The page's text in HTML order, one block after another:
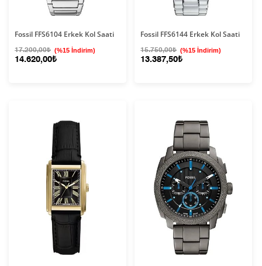
Fossil FFS6104 Erkek Kol Saati
17.200,00₺ (%15 İndirim)
14.620,00₺
Fossil FFS6144 Erkek Kol Saati
15.750,00₺ (%15 İndirim)
13.387,50₺